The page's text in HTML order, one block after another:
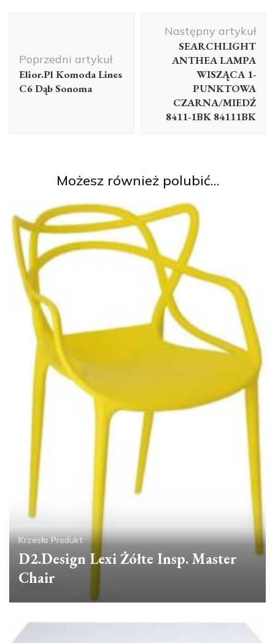
Poprzedni artykuł
Elior.Pl Komoda Lines
C6 Dąb Sonoma
Następny artykuł
SEARCHLIGHT
ANTHEA LAMPA
WISZĄCA 1-
PUNKTOWA
CZARNA/MIEDŹ
8411-1BK 84111BK
Możesz również polubić…
Krzesła Produkt
D2.Design Lexi Żółte Insp. Master
Chair